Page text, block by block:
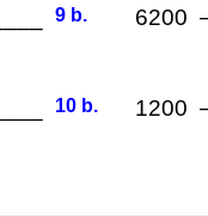
9 b. 6200
10 b. 1200